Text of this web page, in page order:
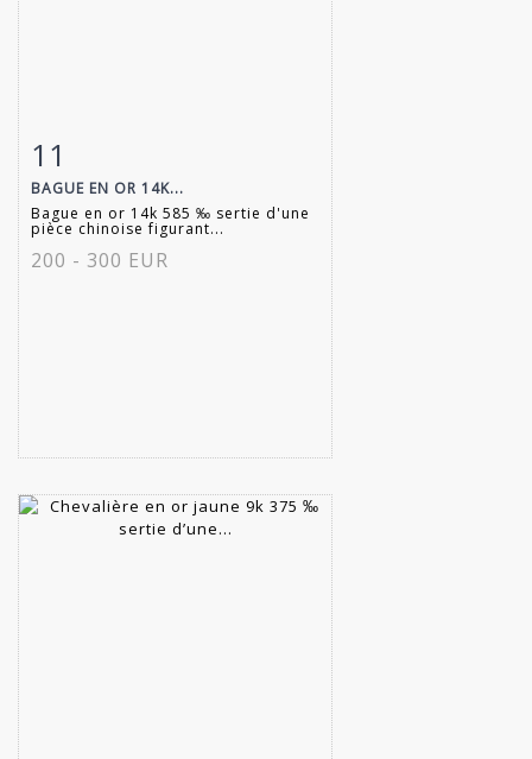
Fiche détaillée
11
BAGUE EN OR 14K...
Bague en or 14k 585 ‰ sertie d'une
pièce chinoise figurant...
200 - 300 EUR